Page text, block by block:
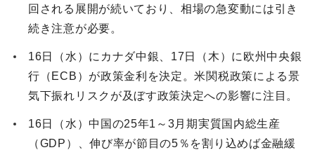
回される展開が続いており、相場の急変動には引き
続き注意が必要。
16日（水）にカナダ中銀、17日（木）に欧州中央銀
行（ECB）が政策金利を決定。米関税政策による景
気下振れリスクが及ぼす政策決定への影響に注目。
16日（水）中国の25年1～3月期実質国内総生産
（GDP）、伸び率が節目の5％を割り込めば金融緩